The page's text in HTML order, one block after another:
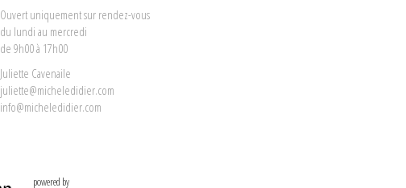
Ouvert uniquement sur rendez-vous
du lundi au mercredi
de 9h00 à 17h00
Juliette Cavenaile
juliette@micheledidier.com
info@micheledidier.com
powered by